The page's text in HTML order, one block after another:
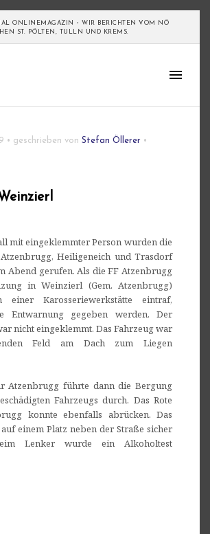
ONLINEMAGAZIN •
WIR BERICHTEN VOM NÖ
ST. PÖLTEN, TULLN UND KREMS.
• geschrieben von Stefan Öllerer •
mit eingeklemmter Person wurden die
Heiligeneich und Trasdorf
Abend gerufen. Als die FF Atzenbrugg
in Weinzierl (Gem. Atzenbrugg)
einer Karosseriewerkstätte eintraf,
Entwarnung gegeben werden. Der
nicht eingeklemmt. Das Fahrzeug war
Feld am Dach zum Liegen
Atzenbrugg führte dann die Bergung
Fahrzeugs durch. Das Rote
konnte ebenfalls abrücken. Das
einem Platz neben der Straße sicher
Lenker wurde ein Alkoholtest